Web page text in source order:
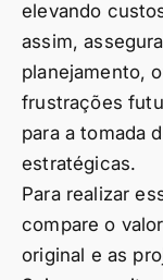
elevando
assim,
planejamento,
frustrações
para a tomada
estratégicas.
Para realizar
compare o
original e as